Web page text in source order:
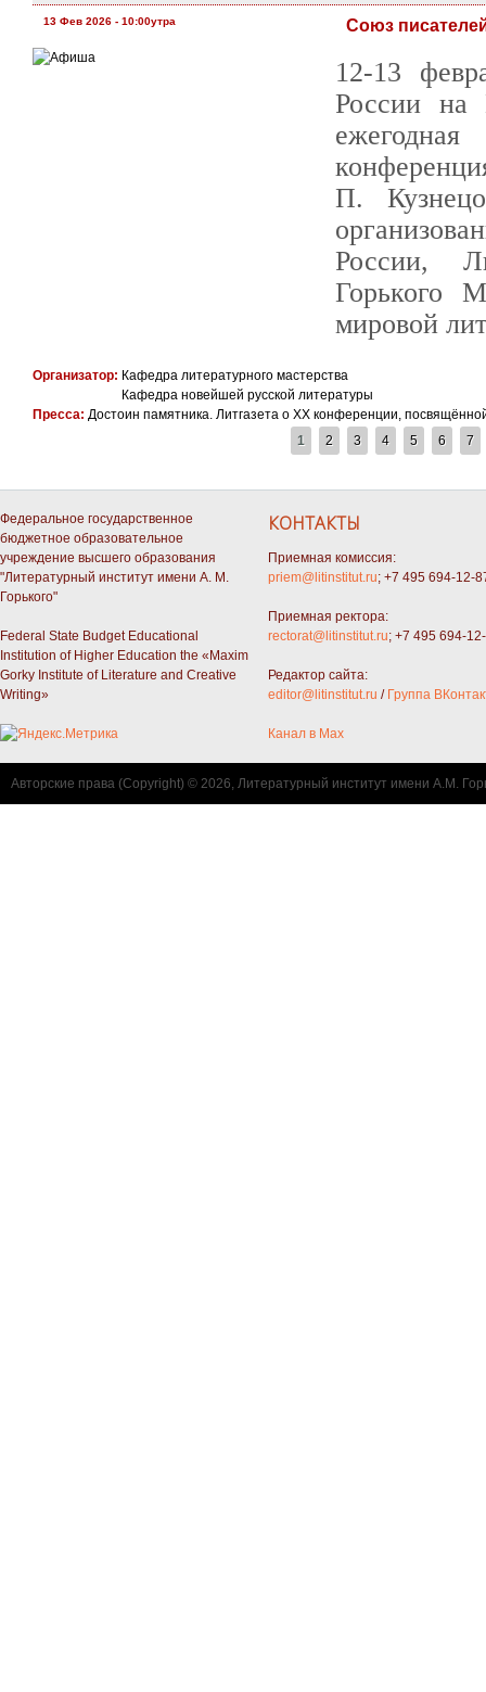
13 Фев 2026 - 10:00утра Союз
12-13
России на
П.
России,
Горького
мировой
Организатор: Кафедра литературного мастерства
Кафедра новейшей русской литературы
Пресса: Достоин памятника. Литгазета о XX конференции,
1 2 3 4 5 6 7
Федеральное государственное
бюджетное образовательное
учреждение высшего образования
"Литературный институт имени А. М.
Горького"
Federal State Budget Educational
Institution of Higher Education the «Maxim
Gorky Institute of Literature and Creative
Writing»
КОНТАКТЫ
Приемная комиссия:
priem@litinstitut.ru; +7 495 694-12-
Приемная ректора:
rectorat@litinstitut.ru; +7 495 694-
Редактор сайта:
editor@litinstitut.ru / Группа
Канал в Max
Авторские права (Copyright) © 2026, Литературный институт имени А.М.